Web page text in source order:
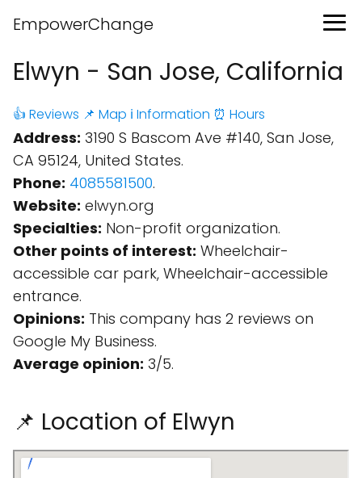
EmpowerChange
Elwyn - San Jose, California
👍 Reviews 📌 Map ℹ️ Information ⏰ Hours
Address: 3190 S Bascom Ave #140, San Jose,
CA 95124, United States.
Phone: 4085581500.
Website: elwyn.org
Specialties: Non-profit organization.
Other points of interest: Wheelchair-
accessible car park, Wheelchair-accessible
entrance.
Opinions: This company has 2 reviews on
Google My Business.
Average opinion: 3/5.
📌 Location of Elwyn